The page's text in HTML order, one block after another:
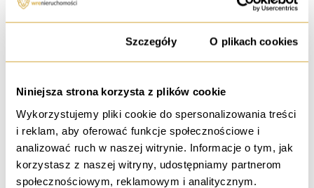
Szczegóły O plikach cookies
Niniejsza strona korzysta z plików cookie
Wykorzystujemy pliki cookie do spersonalizowania treści
i reklam, aby oferować funkcje społecznościowe i
analizować ruch w naszej witrynie. Informacje o tym, jak
korzystasz z naszej witryny, udostępniamy partnerom
społecznościowym, reklamowym i analitycznym.
Analizujemy aktualną sytuację na rynku i ustalamy
optymalną cenę wynajmu, która maksymalizuje Twoje
Kompleksowy marketing i promocja
nieruchomości